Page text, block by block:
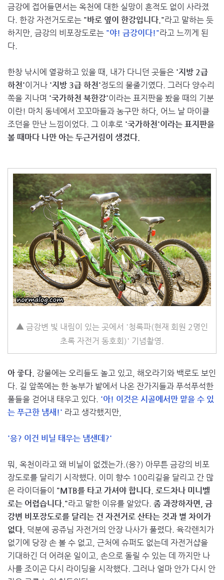
금강에 접어들면서는 옥천에 대한 실망이 흔적도 없이 사라졌
다. 한강 자전거도로는 "바로 옆이 한강입니다."라고 말하는 듯
하지만, 금강의 비포장도로는 "야! 금강이다!"라고 느끼게 된
다.
한창 낚시에 열광하고 있을 때, 내가 다니던 곳들은 '지방 2급
하천'이거나 '지방 3급 하천'정도의 물줄기였다. 그러다 양수리
쪽을 지나며 '국가하천 북한강'이라는 표지판을 봤을 때의 기분
이란! 마치 동네에서 꼬꼬마들과 농구만 하다, 어느 날 마이클
조던을 만난 느낌이었다. 그 이후로 '국가하천'이라는 표지판을
볼 때마다 나만 아는 두근거림이 생겼다.
▲ 금강변 빛 내림이 있는 곳에서 '청록파(현재 회원 2명인
초록 자전거 동호회)' 기념촬영.
아 좋다. 강물에는 오리들도 놀고 있고, 해오라기와 백로도 보인
다. 길 앞쪽에는 한 농부가 밭에서 나온 잔가지들과 푸석푸석한
풀들을 걷어내 태우고 있다. '아! 이것은 시골에서만 맡을 수 있
는 푸근한 냄새!' 라고 생각했지만,
'응? 이건 비닐 태우는 냄샌데?'
뭐, 옥천이라고 왜 비닐이 없겠는가.(응?) 아무튼 금강의 비포
장도로를 달리기 시작했다. 이미 향수 100리길을 달리고 간 많
은 라이더들이 "MTB를 타고 가셔야 합니다. 로드차나 미니벨
로는 어렵습니다."라고 말한 이유를 알았다. 좀 과장하자면, 금
강변 비포장도로를 달리는 건 자전거로 산타는 것과 별 차이가
없다. 덕분에 공쥬님 자전거의 안장 나사가 풀렸다. 육각렌치가
없기에 당장 손 볼 수 없고, 근처에 슈퍼도 없는데 자전거샵을
기대하긴 더 어려운 일이고, 손으로 돌릴 수 있는 데 까지만 나
사를 조이곤 다시 라이딩을 시작했다. 그러나 얼마 안가 다시 안